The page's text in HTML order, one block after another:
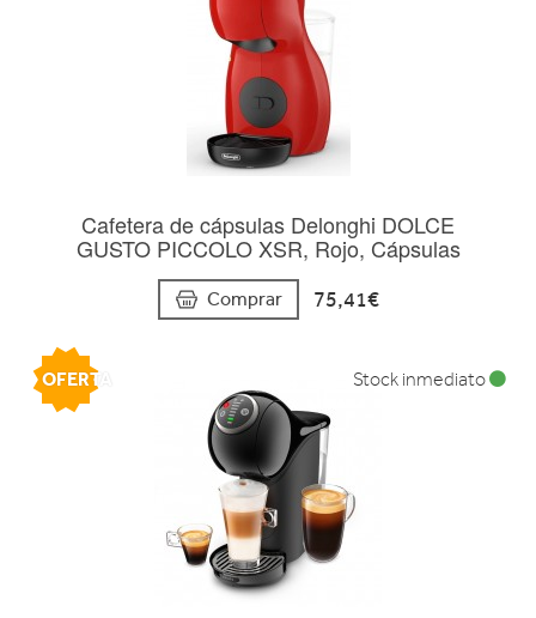
Cafetera de cápsulas Delonghi DOLCE
GUSTO PICCOLO XSR, Rojo, Cápsulas
Comprar 75,41€
Stock inmediato
OFERTA